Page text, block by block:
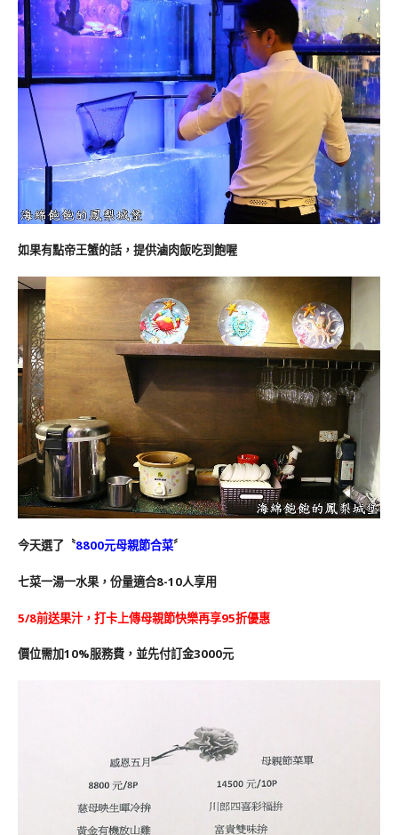
如果有點帝王蟹的話，提供滷肉飯吃到飽喔
今天選了〝8800元母親節合菜〞
七菜一湯一水果，份量適合8-10人享用
5/8前送果汁， 打卡上傳母親節快樂再享95折優惠
價位需加10%服務費，並先付訂金3000元